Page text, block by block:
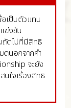
เป็นตัวแทน
ข่งขัน
ดไปที่มีสิทธิ
นอกจากคำ
จะยัง
นใจเรื่องสิทธิ